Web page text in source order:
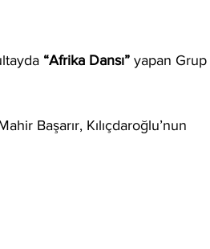
“Afrika Dansı” yapan Grup
Başarır, Kılıçdaroğlu’nun